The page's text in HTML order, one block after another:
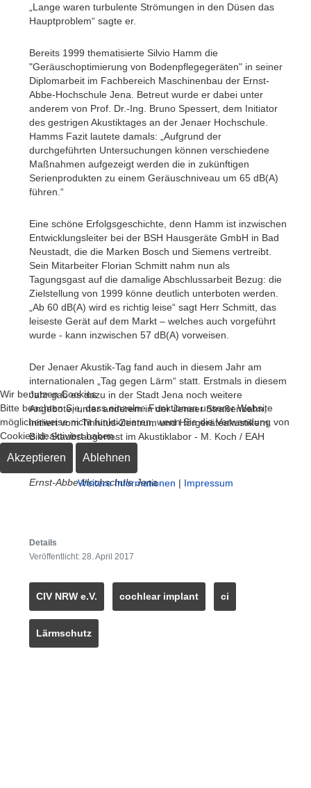
„Lange waren turbulente Strömungen in den Düsen das
Hauptproblem“ sagte er.
Bereits 1999 thematisierte Silvio Hamm die
"Geräuschoptimierung von Bodenpflegegeräten" in seiner
Diplomarbeit im Fachbereich Maschinenbau der Ernst-
Abbe-Hochschule Jena. Betreut wurde er dabei unter
anderem von Prof. Dr.-Ing. Bruno Spessert, dem Initiator
des gestrigen Akustiktages an der Jenaer Hochschule.
Hamms Fazit lautete damals: „Aufgrund der
durchgeführten Untersuchungen können verschiedene
Maßnahmen aufgezeigt werden die in zukünftigen
Serienprodukten zu einem Geräuschniveau um 65 dB(A)
führen.“
Eine schöne Erfolgsgeschichte, denn Hamm ist inzwischen
Entwicklungsleiter bei der BSH Hausgeräte GmbH in Bad
Neustadt, die die Marken Bosch und Siemens vertreibt.
Sein Mitarbeiter Florian Schmitt nahm nun als
Tagungsgast auf die damalige Abschlussarbeit Bezug: die
Zielstellung von 1999 könne deutlich unterboten werden.
„Ab 60 dB(A) wird es richtig leise“ sagt Herr Schmitt, das
leiseste Gerät auf dem Markt – welches auch vorgeführt
wurde - kann inzwischen 57 dB(A) vorweisen.
Der Jenaer Akustik-Tag fand auch in diesem Jahr am
internationalen „Tag gegen Lärm“ statt. Erstmals in diesem
Jahr gab es dazu in der Stadt Jena noch weitere
Angebote, unter anderem in der Jenaer Straßenbahn,
initiiert vom Tinnitus-Zentrum und Hörgeräteakustikern.
Bild: Staubsaugertest im Akustiklabor - M. Koch / EAH
Ernst-Abbe-Hochschule Jena
Details
Veröffentlicht: 28. April 2017
CIV NRW e.V. cochlear implant ci
Lärmschutz
Wir benutzen Cookies
Bitte beachten Sie, dass einzelne Funktionen unserer Website
möglicherweise nicht funktionieren, wenn Sie die Verwendung von
Cookies deaktiviert haben.
Akzeptieren Ablehnen
Weitere Informationen | Impressum